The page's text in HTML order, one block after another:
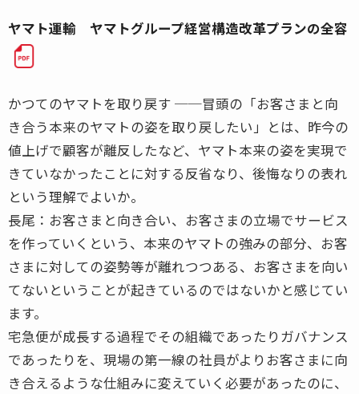
ヤマト運輸 ヤマトグループ経営構造改革プランの全容
かつてのヤマトを取り戻す ──冒頭の「お客さまと向
き合う本来のヤマトの姿を取り戻したい」とは、昨今の
値上げで顧客が離反したなど、ヤマト本来の姿を実現で
きていなかったことに対する反省なり、後悔なりの表れ
という理解でよいか。
長尾：お客さまと向き合い、お客さまの立場でサービス
を作っていくという、本来のヤマトの強みの部分、お客
さまに対しての姿勢等が離れつつある、お客さまを向い
てないということが起きているのではないかと感じてい
ます。
宅急便が成長する過程でその組織であったりガバナンス
であったりを、現場の第一線の社員がよりお客さまに向
き合えるような仕組みに変えていく必要があったのに、